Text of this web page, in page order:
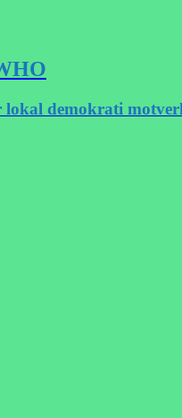
demokrati